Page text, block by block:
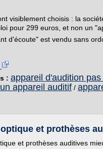
visiblement choisis : la
pour 299 euros, et non un
d'écoute" est vendu sans
: appareil d'audition
appareil auditif /
et prothèses
et prothèses auditives